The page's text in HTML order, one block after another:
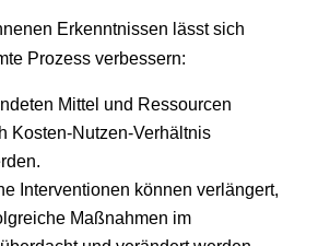
Erkenntnissen lässt sich
Prozess verbessern:
Mittel und Ressourcen
Kosten-Nutzen-Verhältnis
Interventionen können verlängert,
Maßnahmen im